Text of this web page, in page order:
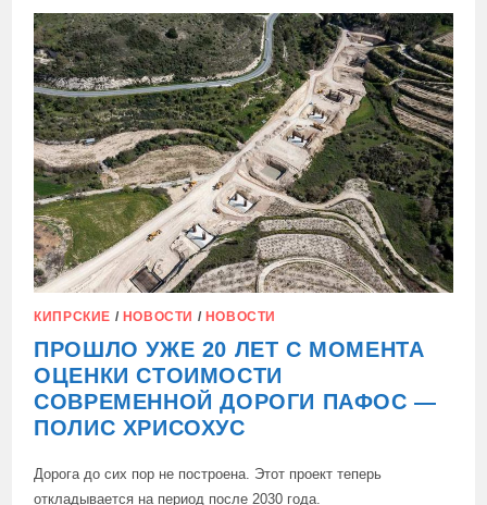
УЧАСТИЛИСЬ
В
РАЙОНЕ
КУПАЛЬНИ
АФРОДИТЫ
КИПРСКИЕ / НОВОСТИ / НОВОСТИ
ПРОШЛО УЖЕ 20 ЛЕТ С МОМЕНТА
ОЦЕНКИ СТОИМОСТИ
СОВРЕМЕННОЙ ДОРОГИ ПАФОС —
ПОЛИС ХРИСОХУС
Дорога до сих пор не построена. Этот проект теперь
откладывается на период после 2030 года.